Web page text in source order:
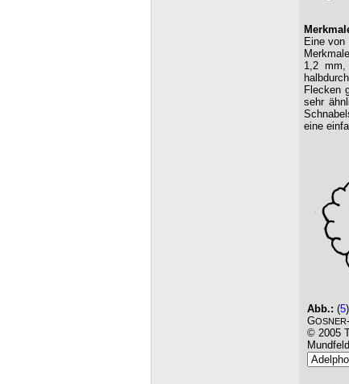
Eine von
1,2 mm,
Flecken
sehr
eine
Abb.: (5
GOSNER
© 2005